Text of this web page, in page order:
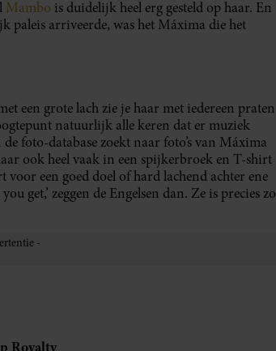
Mambo is duidelijk heel erg gesteld op haar. En
paleis arriveerde, was het Máxima die het
een grote lach zie je haar met iedereen praten
natuurlijk alle keren dat er muziek
foto-database zoekt naar foto’s van Máxima
ook heel vaak in een spijkerbroek en T-shirt
een goed doel of hard lachend achter ene
get,’ zeggen de Engelsen dan. Ze is precies zo
Royalty